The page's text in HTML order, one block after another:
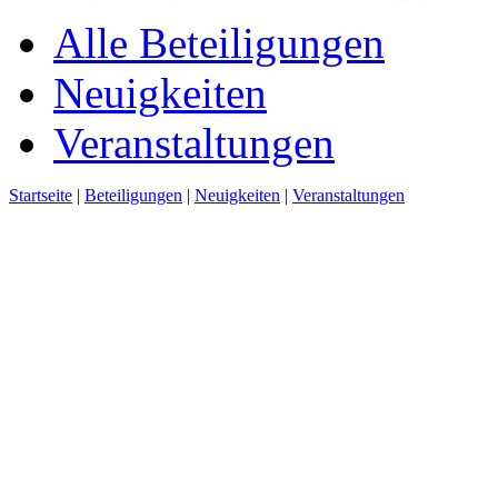
Alle Beteiligungen
Neuigkeiten
Veranstaltungen
Startseite | Beteiligungen | Neuigkeiten | Veranstaltungen